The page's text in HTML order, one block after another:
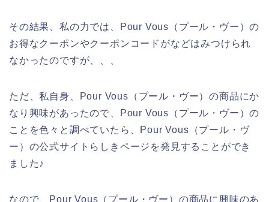
その結果、私の力では、Pour Vous（プール・ヴー）の
お得なクーポンやクーポンコードがなどはみつけられ
なかったのですが、、、
ただ、私自身、Pour Vous（プール・ヴー）の商品にか
なり興味があったので、Pour Vous（プール・ヴー）の
ことを色々と調べていたら、Pour Vous（プール・ヴ
ー）の公式サイトらしきページを発見することができ
ました♪
なので、Pour Vous（プール・ヴー）の商品に興味のあ